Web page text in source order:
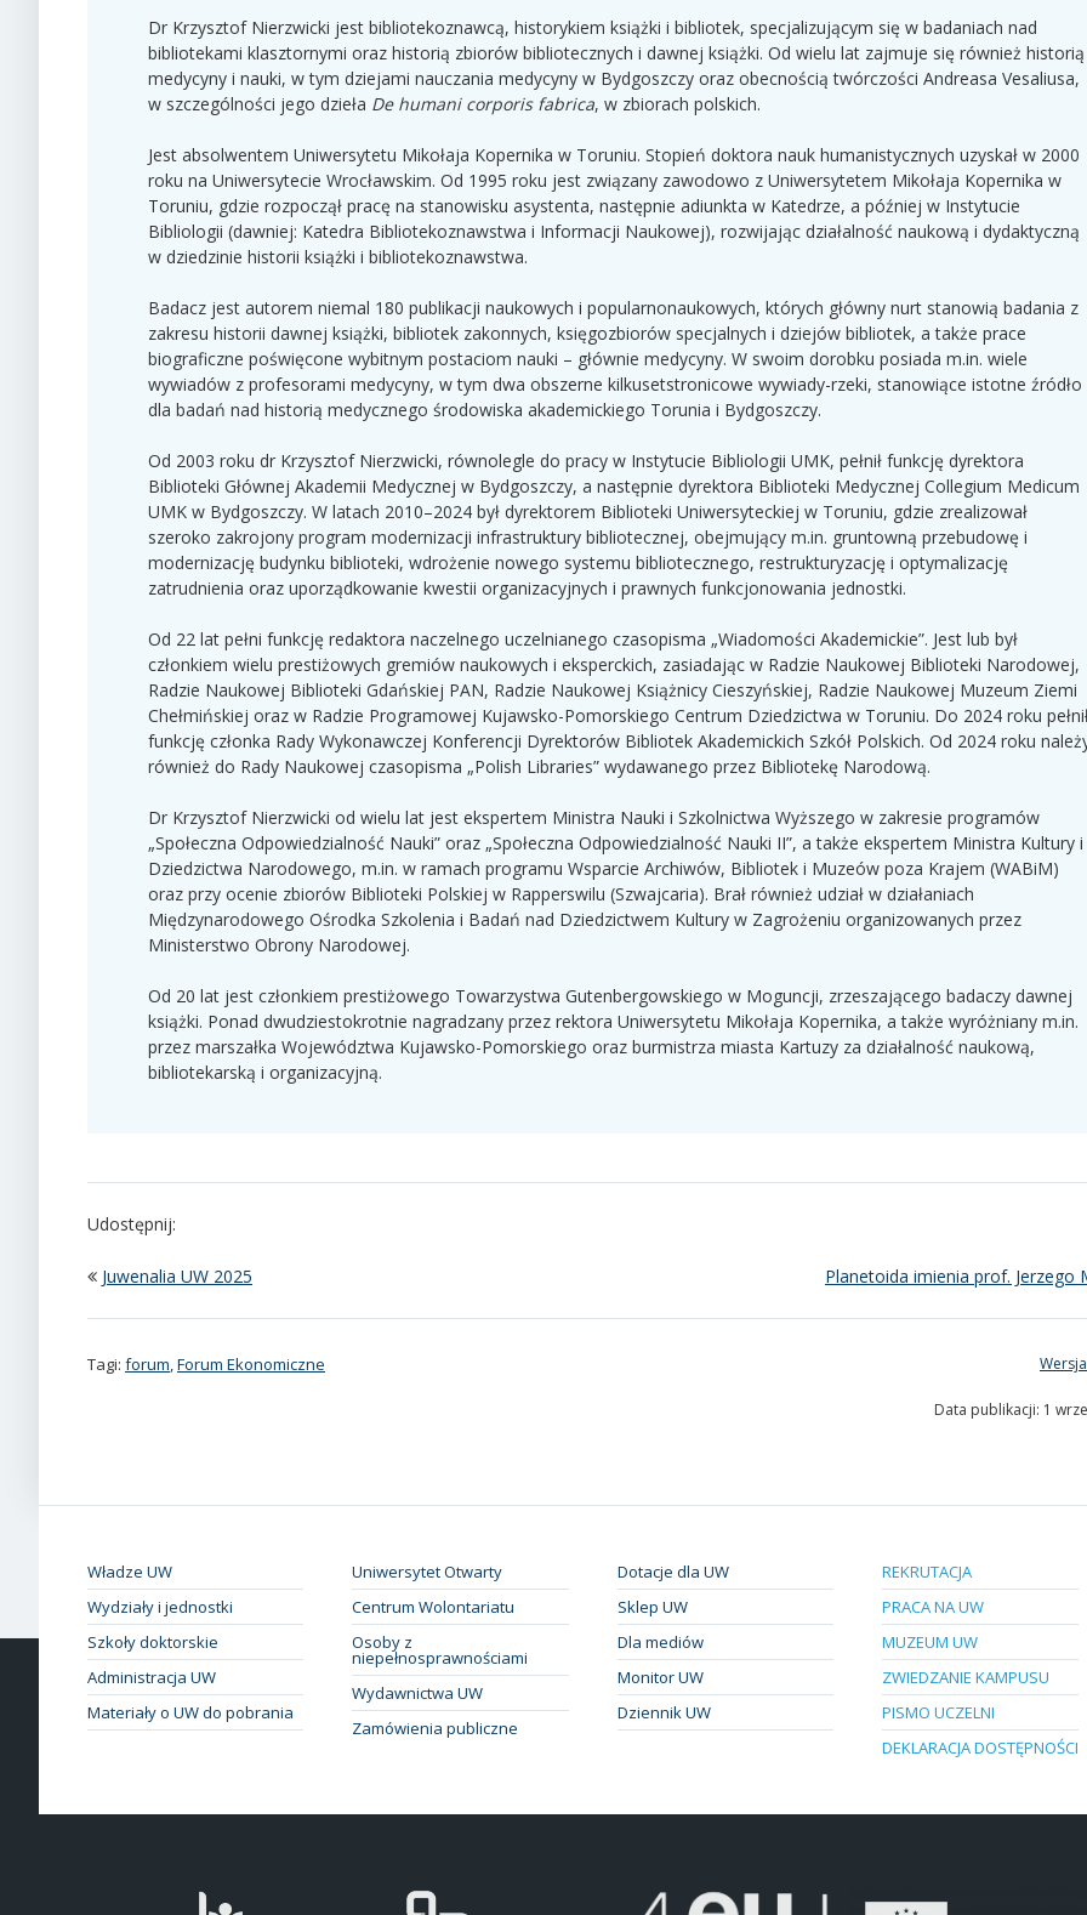
Dr Krzysztof Nierzwicki jest bibliotekoznawcą, historykiem książki i bibliotek, specjalizującym się w badaniach nad
bibliotekami klasztornymi oraz historią zbiorów bibliotecznych i dawnej książki. Od wielu lat zajmuje się również historią
medycyny i nauki, w tym dziejami nauczania medycyny w Bydgoszczy oraz obecnością twórczości Andreasa Vesaliusa,
w szczególności jego dzieła De humani corporis fabrica, w zbiorach polskich.
Jest absolwentem Uniwersytetu Mikołaja Kopernika w Toruniu. Stopień doktora nauk humanistycznych uzyskał w 2000
roku na Uniwersytecie Wrocławskim. Od 1995 roku jest związany zawodowo z Uniwersytetem Mikołaja Kopernika w
Toruniu, gdzie rozpoczął pracę na stanowisku asystenta, następnie adiunkta w Katedrze, a później w Instytucie
Bibliologii (dawniej: Katedra Bibliotekoznawstwa i Informacji Naukowej), rozwijając działalność naukową i dydaktyczną
w dziedzinie historii książki i bibliotekoznawstwa.
Badacz jest autorem niemal 180 publikacji naukowych i popularnonaukowych, których główny nurt stanowią badania z
zakresu historii dawnej książki, bibliotek zakonnych, księgozbiorów specjalnych i dziejów bibliotek, a także prace
biograficzne poświęcone wybitnym postaciom nauki – głównie medycyny. W swoim dorobku posiada m.in. wiele
wywiadów z profesorami medycyny, w tym dwa obszerne kilkusetstronicowe wywiady-rzeki, stanowiące istotne źródło
dla badań nad historią medycznego środowiska akademickiego Torunia i Bydgoszczy.
Od 2003 roku dr Krzysztof Nierzwicki, równolegle do pracy w Instytucie Bibliologii UMK, pełnił funkcję dyrektora
Biblioteki Głównej Akademii Medycznej w Bydgoszczy, a następnie dyrektora Biblioteki Medycznej Collegium Medicum
UMK w Bydgoszczy. W latach 2010–2024 był dyrektorem Biblioteki Uniwersyteckiej w Toruniu, gdzie zrealizował
szeroko zakrojony program modernizacji infrastruktury bibliotecznej, obejmujący m.in. gruntowną przebudowę i
modernizację budynku biblioteki, wdrożenie nowego systemu bibliotecznego, restrukturyzację i optymalizację
zatrudnienia oraz uporządkowanie kwestii organizacyjnych i prawnych funkcjonowania jednostki.
Od 22 lat pełni funkcję redaktora naczelnego uczelnianego czasopisma „Wiadomości Akademickie”. Jest lub był
członkiem wielu prestiżowych gremiów naukowych i eksperckich, zasiadając w Radzie Naukowej Biblioteki Narodowej,
Radzie Naukowej Biblioteki Gdańskiej PAN, Radzie Naukowej Książnicy Cieszyńskiej, Radzie Naukowej Muzeum Ziemi
Chełmińskiej oraz w Radzie Programowej Kujawsko-Pomorskiego Centrum Dziedzictwa w Toruniu. Do 2024 roku
funkcję członka Rady Wykonawczej Konferencji Dyrektorów Bibliotek Akademickich Szkół Polskich. Od 2024 roku
również do Rady Naukowej czasopisma „Polish Libraries” wydawanego przez Bibliotekę Narodową.
Dr Krzysztof Nierzwicki od wielu lat jest ekspertem Ministra Nauki i Szkolnictwa Wyższego w zakresie programów
„Społeczna Odpowiedzialność Nauki” oraz „Społeczna Odpowiedzialność Nauki II”, a także ekspertem Ministra Kultury i
Dziedzictwa Narodowego, m.in. w ramach programu Wsparcie Archiwów, Bibliotek i Muzeów poza Krajem (WABiM)
oraz przy ocenie zbiorów Biblioteki Polskiej w Rapperswilu (Szwajcaria). Brał również udział w działaniach
Międzynarodowego Ośrodka Szkolenia i Badań nad Dziedzictwem Kultury w Zagrożeniu organizowanych przez
Ministerstwo Obrony Narodowej.
Od 20 lat jest członkiem prestiżowego Towarzystwa Gutenbergowskiego w Moguncji, zrzeszającego badaczy dawnej
książki. Ponad dwudziestokrotnie nagradzany przez rektora Uniwersytetu Mikołaja Kopernika, a także wyróżniany m.in.
przez marszałka Województwa Kujawsko-Pomorskiego oraz burmistrza miasta Kartuzy za działalność naukową,
bibliotekarską i organizacyjną.
Udostępnij:
Juwenalia UW 2025 Planetoida imienia prof. Jerzego
Tagi: forum,Forum Ekonomiczne
Data publikacji: 1
Władze UW
Wydziały i jednostki
Szkoły doktorskie
Administracja UW
Materiały o UW do pobrania
Uniwersytet Otwarty
Centrum Wolontariatu
Osoby z
niepełnosprawnościami
Wydawnictwa UW
Zamówienia publiczne
Dotacje dla UW
Sklep UW
Dla mediów
Monitor UW
Dziennik UW
REKRUTACJA
PRACA NA UW
MUZEUM UW
ZWIEDZANIE KAMPUSU
PISMO UCZELNI
DEKLARACJA DOSTĘPNOŚCI